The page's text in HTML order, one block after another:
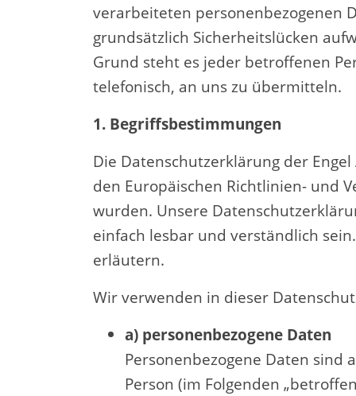
verarbeiteten personenbezogenen
grundsätzlich Sicherheitslücken
Grund steht es jeder betroffenen
telefonisch, an uns zu übermitteln.
1. Begriffsbestimmungen
Die Datenschutzerklärung der
den Europäischen Richtlinien- und
wurden. Unsere
einfach lesbar und verständlich
erläutern.
Wir verwenden in dieser
a) personenbezogene Daten
Personenbezogene Daten
Person (im Folgenden